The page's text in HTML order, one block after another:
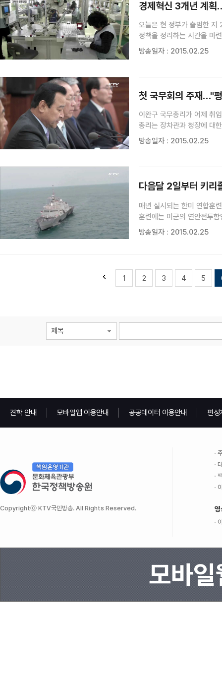
경제혁신 3개년 계
오늘은 현 정부가 출범한 지
정책을 정리하는 시간을 마
기자가 정리했습니다. [기
방송일자 : 2015.02.25
첫 국무회의 주재…"
이완구 국무총리가 어제 취
총리는 장차관과 청장에 대
기자가 보도합니다. [기사내
방송일자 : 2015.02.25
다음달 2일부터 키
매년 실시되는 한미 연합훈
훈련에는 미군의 연안전투
[기사내용] 한국과 미국의
방송일자 : 2015.02.25
1 2 3 4 5
제목
견학 안내 모바일앱 이용안내 공공데이터 이용안내 편성
Copyrightⓒ KTV국민방송. All Rights Reserved. 영
모바